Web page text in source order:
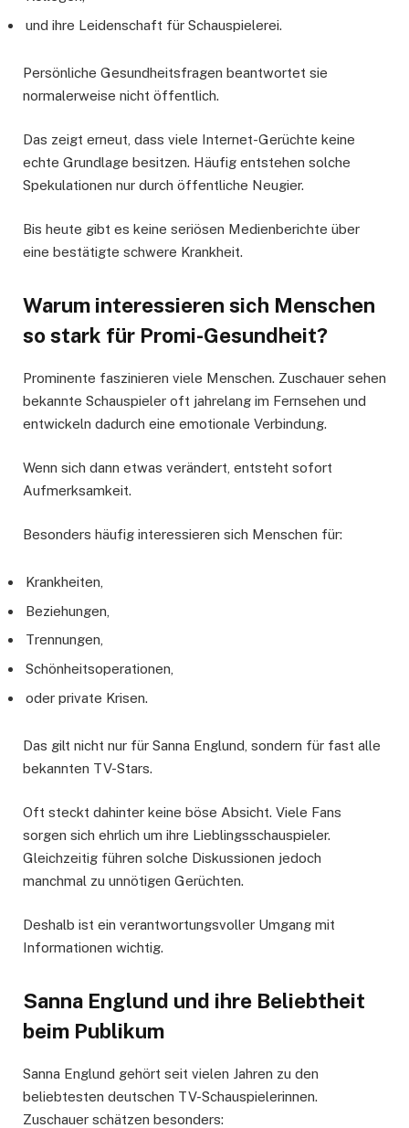
und ihre Leidenschaft für Schauspielerei.
Persönliche Gesundheitsfragen beantwortet sie
normalerweise nicht öffentlich.
Das zeigt erneut, dass viele Internet-Gerüchte keine
echte Grundlage besitzen. Häufig entstehen solche
Spekulationen nur durch öffentliche Neugier.
Bis heute gibt es keine seriösen Medienberichte über
eine bestätigte schwere Krankheit.
Warum interessieren sich Menschen
so stark für Promi-Gesundheit?
Prominente faszinieren viele Menschen. Zuschauer sehen
bekannte Schauspieler oft jahrelang im Fernsehen und
entwickeln dadurch eine emotionale Verbindung.
Wenn sich dann etwas verändert, entsteht sofort
Aufmerksamkeit.
Besonders häufig interessieren sich Menschen für:
Krankheiten,
Beziehungen,
Trennungen,
Schönheitsoperationen,
oder private Krisen.
Das gilt nicht nur für Sanna Englund, sondern für fast alle
bekannten TV-Stars.
Oft steckt dahinter keine böse Absicht. Viele Fans
sorgen sich ehrlich um ihre Lieblingsschauspieler.
Gleichzeitig führen solche Diskussionen jedoch
manchmal zu unnötigen Gerüchten.
Deshalb ist ein verantwortungsvoller Umgang mit
Informationen wichtig.
Sanna Englund und ihre Beliebtheit
beim Publikum
Sanna Englund gehört seit vielen Jahren zu den
beliebtesten deutschen TV-Schauspielerinnen.
Zuschauer schätzen besonders: